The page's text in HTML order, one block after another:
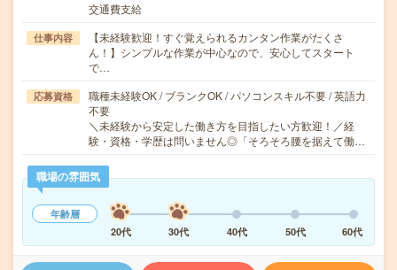
交通費支給
仕事内容
【未経験歓迎！すぐ覚えられるカンタン作業がたくさ
ん！】シンプルな作業が中心なので、安心してスタート
で…
応募資格
職種未経験OK / ブランクOK / パソコンスキル不要 / 英語力
不要
＼未経験から安定した働き方を目指したい方歓迎！／経
験・資格・学歴は問いません◎「そろそろ腰を据えて働…
職場の雰囲気
年齢層
20代
30代 40代 50代 60代